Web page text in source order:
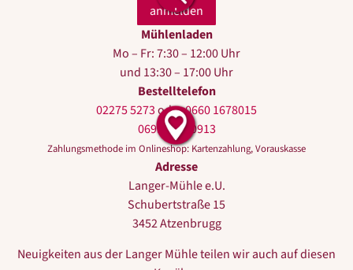
Mühlenladen
Mo – Fr: 7:30 – 12:00 Uhr
und 13:30 – 17:00 Uhr
Bestelltelefon
02275 5273oder0660 1678015
0699 10440913
Zahlungsmethode im Onlineshop: Kartenzahlung, Vorauskasse
Adresse
Langer-Mühle e.U.
Schubertstraße 15
3452 Atzenbrugg
Neuigkeiten aus der Langer Mühle teilen wir auch auf diesen